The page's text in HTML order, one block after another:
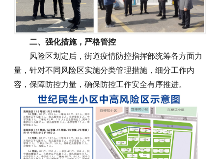
二、强化措施，严格管控
风险区划定后，街道疫情防控指挥部统筹各方面力
量，针对不同风险区实施分类管理措施，细分工作内
容，保障防控力量，确保防控工作安全有序推进。